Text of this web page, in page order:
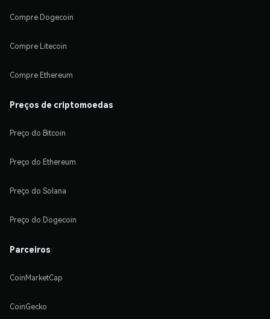
Compre Dogecoin
Compre Litecoin
Compre Ethereum
Preços de criptomoedas
Preço do Bitcoin
Preço do Ethereum
Preço do Solana
Preço do Dogecoin
Parceiros
CoinMarketCap
CoinGecko